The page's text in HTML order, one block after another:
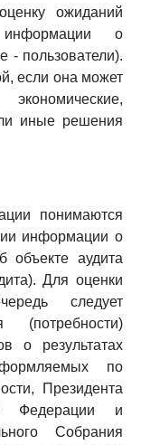
ожиданий
информации о
- пользователи).
если она может
иные решения
понимаются
информации о
объекте аудита
Для оценки
следует
(потребности)
о результатах
по
Президента
Федерации и
Собрания